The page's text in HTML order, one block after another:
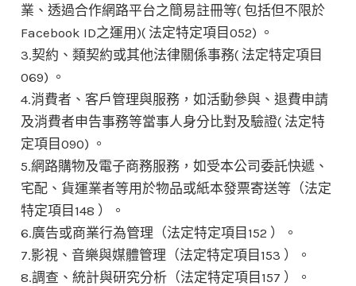
業、透過合作網路平台之簡易註冊等( 包括但不限於
Facebook ID之運用)( 法定特定項目052) 。
3.契約、類契約或其他法律關係事務( 法定特定項目
069) 。
4.消費者、客戶管理與服務，如活動參與、退費申請
及消費者申告事務等當事人身分比對及驗證( 法定特
定項目090) 。
5.網路購物及電子商務服務，如受本公司委託快遞、
宅配、貨運業者等用於物品或紙本發票寄送等（法定
特定項目148 ）。
6.廣告或商業行為管理（法定特定項目152 ）。
7.影視、音樂與媒體管理（法定特定項目153 ）。
8.調查、統計與研究分析（法定特定項目157 ）。